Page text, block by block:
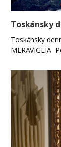
Toskánsky
Toskánsky
MERAVIGLIA